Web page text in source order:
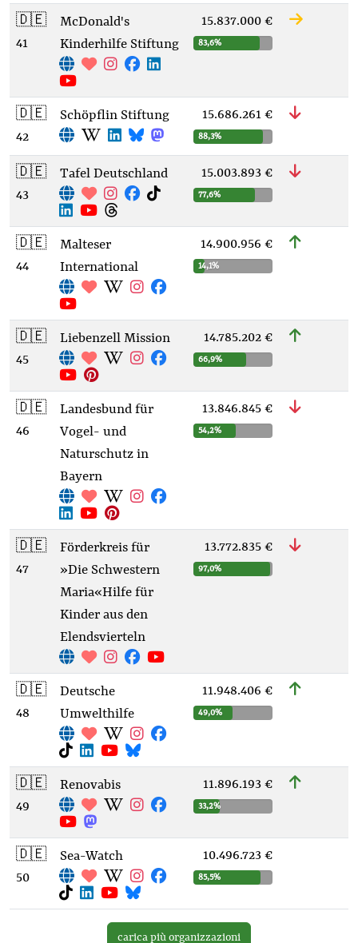
🇩🇪
41
McDonald's
Kinderhilfe Stiftung
15.837.000 €
83,6%
🇩🇪
42
Schöpflin Stiftung 15.686.261 €
88,3%
🇩🇪
43
Tafel Deutschland 15.003.893 €
77,6%
🇩🇪
44
Malteser
International
14.900.956 €
14,1%
🇩🇪
45
Liebenzell Mission 14.785.202 €
66,9%
🇩🇪
46
Landesbund für
Vogel- und
Naturschutz in
Bayern
13.846.845 €
54,2%
🇩🇪
47
Förderkreis für
»Die Schwestern
Maria« Hilfe für
Kinder aus den
Elendsvierteln
13.772.835 €
97,0%
🇩🇪
48
Deutsche
Umwelthilfe
11.948.406 €
49,0%
🇩🇪
49
Renovabis 11.896.193 €
33,2%
🇩🇪
50
Sea-Watch 10.496.723 €
85,5%
carica più organizzazioni